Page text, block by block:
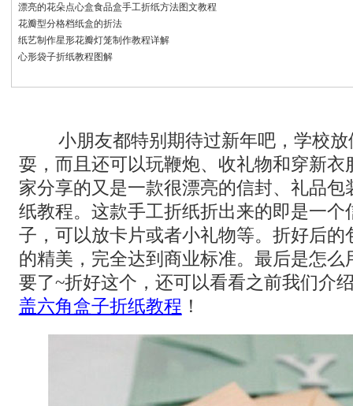
漂亮的花朵点心盒食品盒手工折纸方法图文教程
花瓣型分格档纸盒的折法
纸艺制作星形花瓣灯笼制作教程详解
心形袋子折纸教程图解
小朋友都特别期待过新年吧，学校放
耍，而且还可以玩鞭炮、收礼物和穿新衣
家分享的又是一款很漂亮的信封、礼品包
纸教程。这款手工折纸折出来的即是一个
子，可以放卡片或者小礼物等。折好后的
的精美，完全达到商业标准。最后是怎么
要了~折好这个，还可以看看之前我们介
盖六角盒子折纸教程 ！